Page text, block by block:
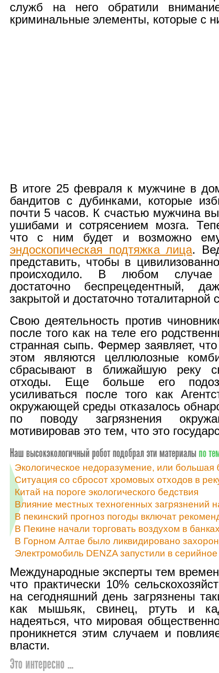
служб на него обратили
криминальные элементы, которые с
В итоге 25 февраля к мужчине в
бандитов с дубинками, которые
почти 5 часов. К счастью мужчина
ушибами и сотрясением мозга.
что с ним будет и возможно
эндоскопическая подтяжка лица.
представить, чтобы в
происходило. В любом случае
достаточно беспрецедентный,
закрытой и достаточно тоталитарной
Свою деятельность против
после того как на теле его
странная сыпь. Фермер заявляет,
этом являются целлюлозные
сбрасывают в ближайшую реку
отходы. Еще больше его
усиливаться после того как
окружающей среды отказалось
по поводу загрязнения
мотивировав это тем, что это
Экологическое недоразумение, или большая
Ситуация со сбросот хромовых отходов в
Китай на пороге экологического бедствия
Влияние местных техногенных загрязнений
В пекинский прогноз погоды включат
В Пекине начали торговать воздухом в
В Горном Алтае было ликвидировано
Электромобиль DENZA запустили в
Международные эксперты тем
что практически 10%
на сегодняшний день загрязнены
как мышьяк, свинец, ртуть и
надеяться, что мировая
проникнется этим случаем и
власти.
Это интересно ...